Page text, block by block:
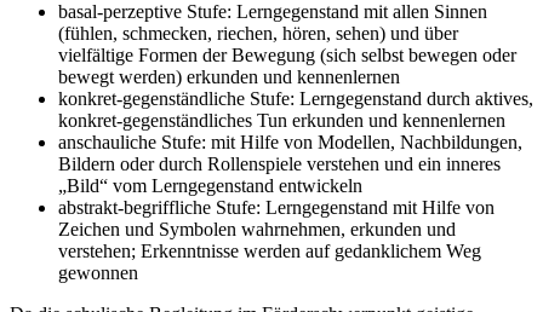
basal-perzeptive Stufe: Lerngegenstand mit allen Sinnen
(fühlen, schmecken, riechen, hören, sehen) und über
vielfältige Formen der Bewegung (sich selbst bewegen oder
bewegt werden) erkunden und kennenlernen
konkret-gegenständliche Stufe: Lerngegenstand durch aktives,
konkret-gegenständliches Tun erkunden und kennenlernen
anschauliche Stufe: mit Hilfe von Modellen, Nachbildungen,
Bildern oder durch Rollenspiele verstehen und ein inneres
„Bild“ vom Lerngegenstand entwickeln
abstrakt-begriffliche Stufe: Lerngegenstand mit Hilfe von
Zeichen und Symbolen wahrnehmen, erkunden und
verstehen; Erkenntnisse werden auf gedanklichem Weg
gewonnen